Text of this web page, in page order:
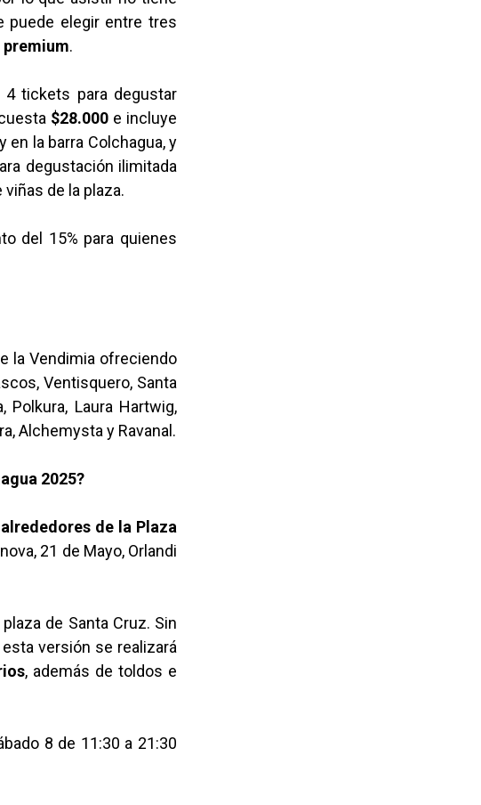
puede elegir entre tres
premium.
4 tickets para degustar
$28.000 e incluye
la barra Colchagua, y
degustación ilimitada
de la plaza.
del 15% para quienes
la Vendimia ofreciendo
Ventisquero, Santa
Polkura, Laura Hartwig,
Alchemysta y Ravanal.
2025?
alrededores de la Plaza
21 de Mayo, Orlandi
de Santa Cruz. Sin
versión se realizará
, además de toldos e
8 de 11:30 a 21:30